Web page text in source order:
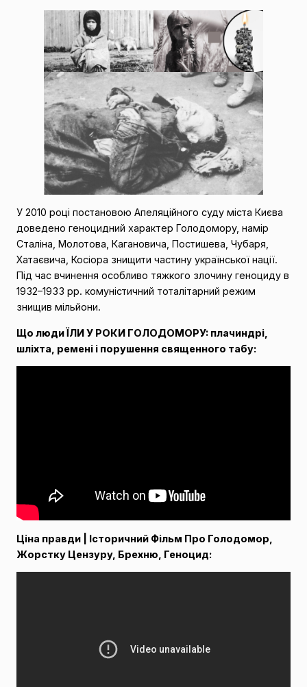
У 2010 році постановою Апеляційного суду міста Києва
доведено геноцидний характер Голодомору, намір
Сталіна, Молотова, Кагановича, Постишева, Чубаря,
Хатаєвича, Косіора знищити частину української нації.
Під час вчинення особливо тяжкого злочину геноциду в
1932–1933 рр. комуністичний тоталітарний режим
знищив мільйони.
Що люди ЇЛИ У РОКИ ГОЛОДОМОРУ: плачиндрі,
шліхта, ремені і порушення священного табу:
Ціна правди | Історичний Фільм Про Голодомор,
Жорстку Цензуру, Брехню, Геноцид: